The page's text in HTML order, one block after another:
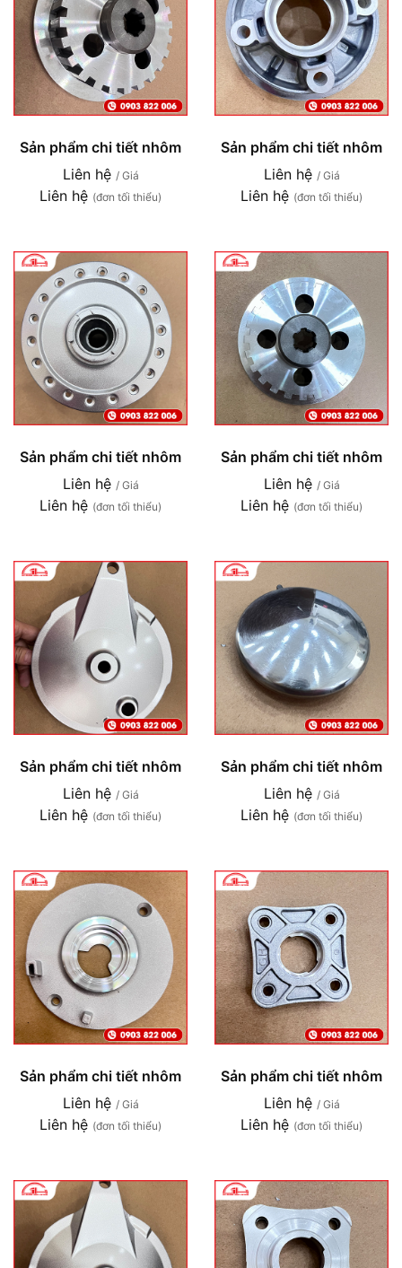
Sản phẩm chi tiết nhôm
Liên hệ / Giá
Liên hệ (đơn tối thiểu)
Sản phẩm chi tiết nhôm
Liên hệ / Giá
Liên hệ (đơn tối thiểu)
Sản phẩm chi tiết nhôm
Liên hệ / Giá
Liên hệ (đơn tối thiểu)
Sản phẩm chi tiết nhôm
Liên hệ / Giá
Liên hệ (đơn tối thiểu)
Sản phẩm chi tiết nhôm
Liên hệ / Giá
Liên hệ (đơn tối thiểu)
Sản phẩm chi tiết nhôm
Liên hệ / Giá
Liên hệ (đơn tối thiểu)
Sản phẩm chi tiết nhôm
Liên hệ / Giá
Liên hệ (đơn tối thiểu)
Sản phẩm chi tiết nhôm
Liên hệ / Giá
Liên hệ (đơn tối thiểu)